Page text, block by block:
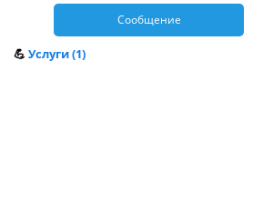
Сообщение
💪 Услуги (1)